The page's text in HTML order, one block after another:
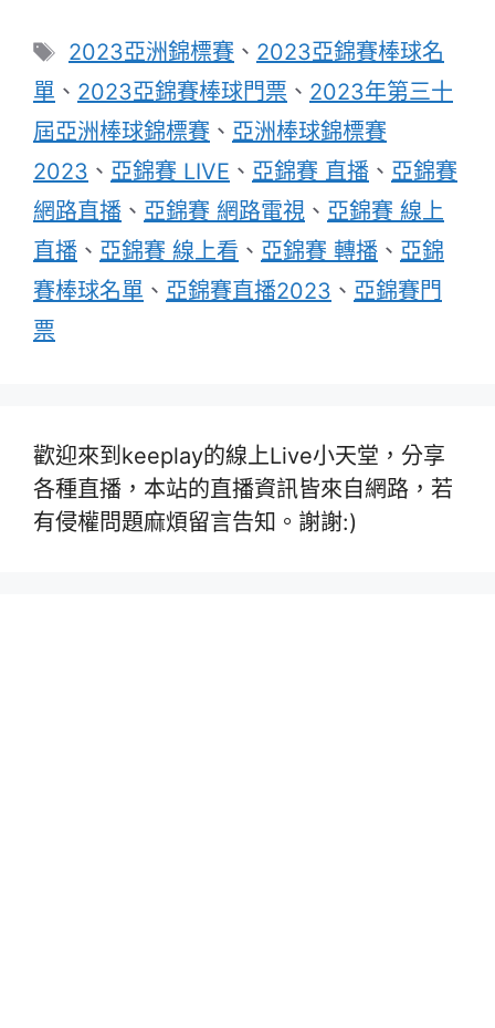
標
籤
2023亞洲錦標賽 、 2023亞錦賽棒球名
單 、 2023亞錦賽棒球門票 、 2023年第三十
屆亞洲棒球錦標賽 、 亞洲棒球錦標賽
2023 、 亞錦賽 LIVE 、 亞錦賽 直播 、 亞錦賽
網路直播 、 亞錦賽 網路電視 、 亞錦賽 線上
直播 、 亞錦賽 線上看 、 亞錦賽 轉播 、 亞錦
賽棒球名單 、 亞錦賽直播2023 、 亞錦賽門
票
歡迎來到keeplay的線上Live小天堂，分享
各種直播，本站的直播資訊皆來自網路，若
有侵權問題麻煩留言告知。謝謝:)